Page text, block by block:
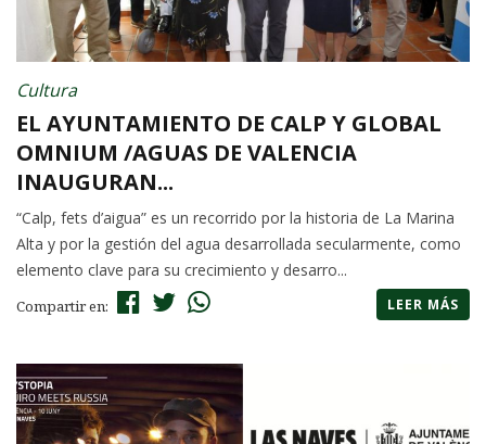
Cultura
EL AYUNTAMIENTO DE CALP Y GLOBAL
OMNIUM /AGUAS DE VALENCIA
INAUGURAN...
“Calp, fets d’aigua” es un recorrido por la historia de La Marina
Alta y por la gestión del agua desarrollada secularmente, como
elemento clave para su crecimiento y desarro...
Compartir en: LEER MÁS